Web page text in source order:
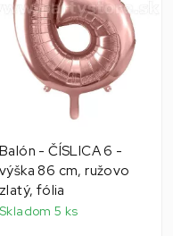
Balón - ČÍSLICA 6 -
výška 86 cm, ružovo
zlatý, fólia
Skladom 5 ks